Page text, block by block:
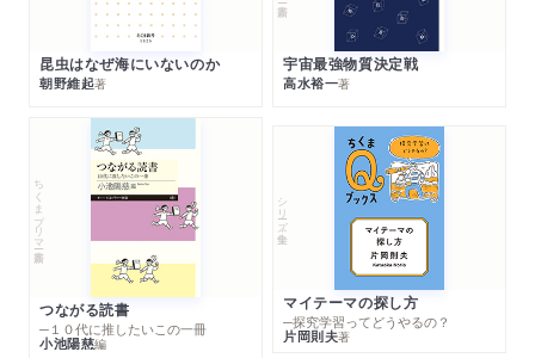
昆虫はなぜ海にいないのか
朝野維起著
宇宙最強物質決定戦
高水裕一著
ちくまプリマー新書
つながる読書
─１０代に推したいこの一冊
小池陽慈編
シリーズ・全集
マイテーマの探し方
─探究学習ってどうやるの？
片岡則夫著